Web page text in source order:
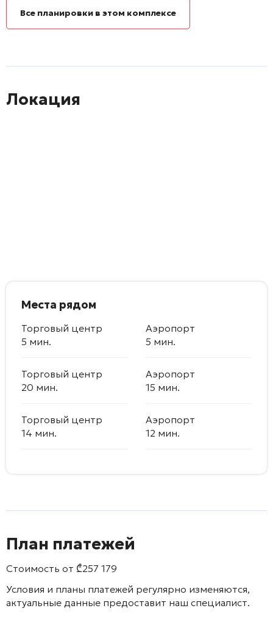
Все планировки в этом комплексе
Локация
Места рядом
Торговый центр
5 мин.
Аэропорт
5 мин.
Торговый центр
20 мин.
Аэропорт
15 мин.
Торговый центр
14 мин.
Аэропорт
12 мин.
План платежей
Стоимость от ₾257 179
Условия и планы платежей регулярно изменяются,
актуальные данные предоставит наш специалист.